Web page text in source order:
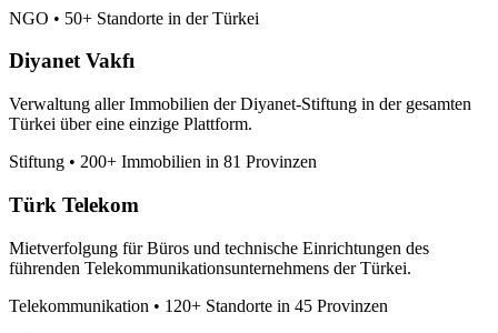
NGO • 50+ Standorte in der Türkei
Diyanet Vakfı
Verwaltung aller Immobilien der Diyanet-Stiftung in der gesamten
Türkei über eine einzige Plattform.
Stiftung • 200+ Immobilien in 81 Provinzen
Türk Telekom
Mietverfolgung für Büros und technische Einrichtungen des
führenden Telekommunikationsunternehmens der Türkei.
Telekommunikation • 120+ Standorte in 45 Provinzen